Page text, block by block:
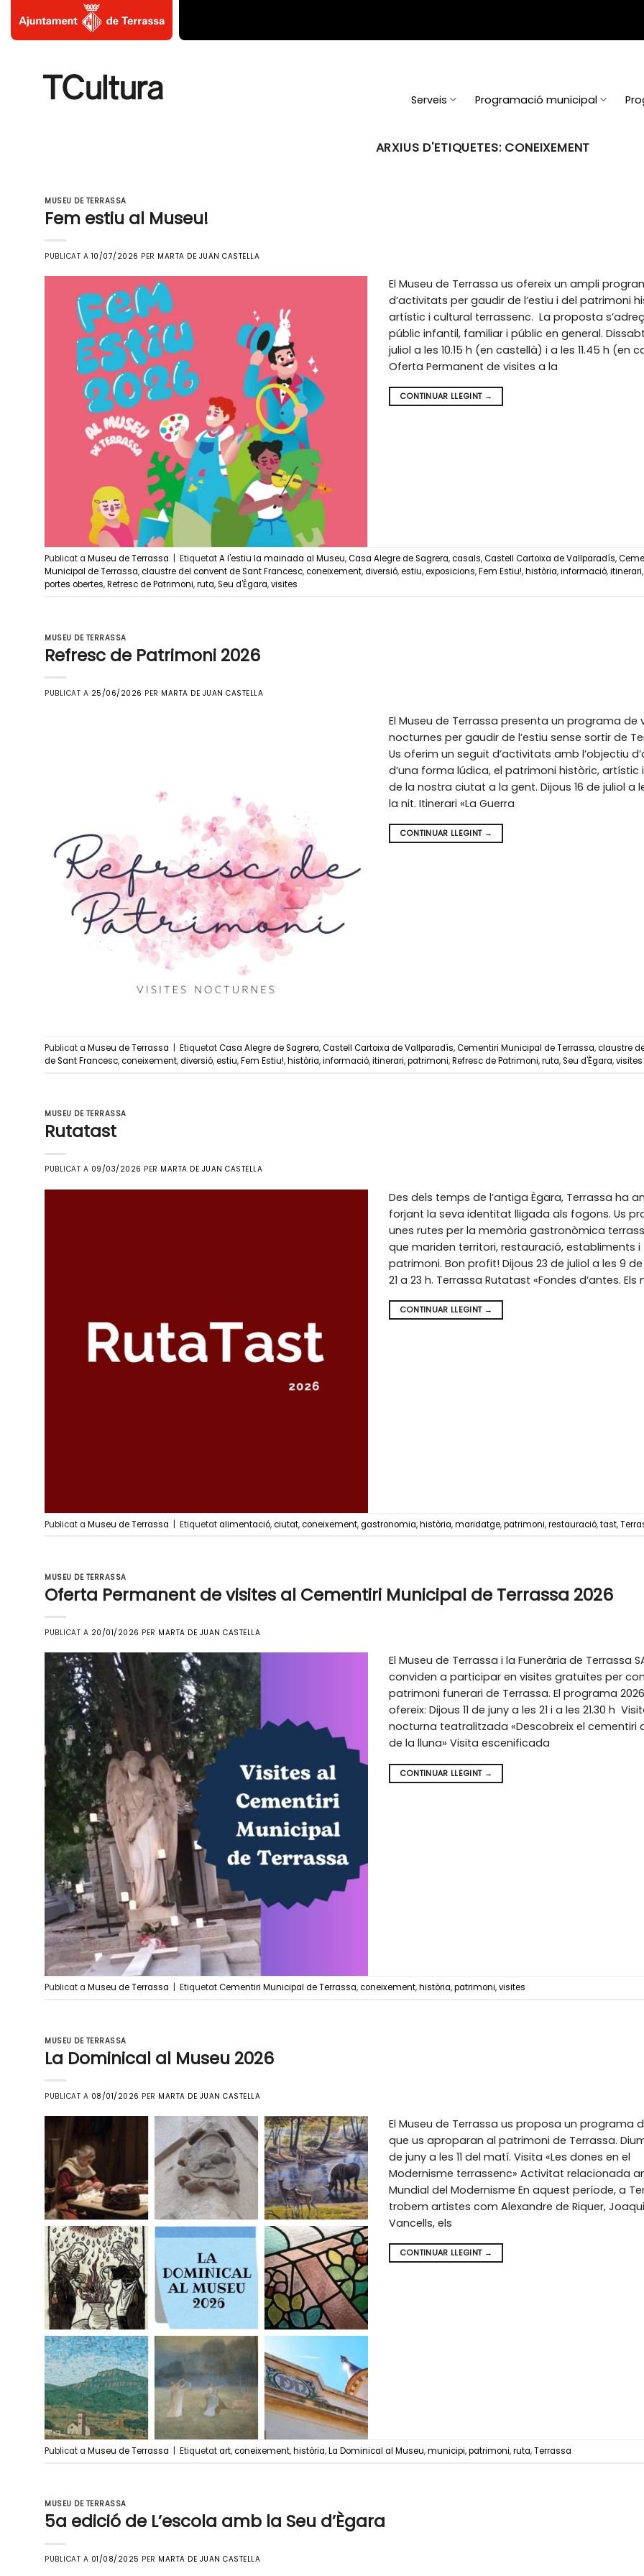
content
Serveis Programació municipal
ARXIUS D'ETIQUETES: CONEIXEMENT
MUSEU DE TERRASSA
Fem estiu al Museu!
PUBLICAT A 10/07/2026 PER MARTA DE JUAN CASTELLA
El Museu de Terrassa us ofereix un ampli
d’activitats per gaudir de l’estiu i del patrimoni
artístic i cultural terrassenc. La proposta
públic infantil, familiar i públic en general.
juliol a les 10.15 h (en castellà) i a les 11.45 h (en
Oferta Permanent de visites a la
CONTINUAR LLEGINT →
Publicat a Museu de Terrassa EtiquetatA l'estiu la mainada al Museu,Casa Alegre de Sagrera,casals,Castell Cartoixa de Vallparadís,
Municipal de Terrassa,claustre del convent de Sant Francesc,coneixement,diversió,estiu,exposicions,Fem Estiu!,història,informació,itinerari
portes obertes,Refresc de Patrimoni,ruta,Seu d'Ègara,visites
MUSEU DE TERRASSA
Refresc de Patrimoni 2026
PUBLICAT A 25/06/2026 PER MARTA DE JUAN CASTELLA
El Museu de Terrassa presenta un programa de
nocturnes per gaudir de l’estiu sense sortir de
Us oferim un seguit d’activitats amb l’objectiu
d’una forma lúdica, el patrimoni històric, artístic
de la nostra ciutat a la gent. Dijous 16 de juliol a
la nit. Itinerari «La Guerra
CONTINUAR LLEGINT →
Publicat a Museu de Terrassa EtiquetatCasa Alegre de Sagrera,Castell Cartoixa de Vallparadís,Cementiri Municipal de Terrassa,claustre
de Sant Francesc,coneixement,diversió,estiu,Fem Estiu!,història,informació,itinerari,patrimoni,Refresc de Patrimoni,ruta,Seu d'Ègara,visites
MUSEU DE TERRASSA
Rutatast
PUBLICAT A 09/03/2026 PER MARTA DE JUAN CASTELLA
Des dels temps de l’antiga Ègara, Terrassa ha
forjant la seva identitat lligada als fogons. Us
unes rutes per la memòria gastronòmica
que mariden territori, restauració, establiments i
patrimoni. Bon profit! Dijous 23 de juliol a les 9
21 a 23 h. Terrassa Rutatast «Fondes d’antes. Els
CONTINUAR LLEGINT →
Publicat a Museu de Terrassa | Etiquetatalimentació,ciutat,coneixement,gastronomia,història,maridatge,patrimoni,restauració,tast,
MUSEU DE TERRASSA
Oferta Permanent de visites al Cementiri Municipal de Terrassa 2026
PUBLICAT A 20/01/2026 PER MARTA DE JUAN CASTELLA
El Museu de Terrassa i la Funerària de Terrassa
conviden a participar en visites gratuïtes per
patrimoni funerari de Terrassa. El programa
ofereix: Dijous 11 de juny a les 21 i a les 21.30 h
nocturna teatralitzada «Descobreix el cementiri
de la lluna» Visita escenificada
CONTINUAR LLEGINT →
Publicat a Museu de Terrassa EtiquetatCementiri Municipal de Terrassa,coneixement,història,patrimoni,visites
MUSEU DE TERRASSA
La Dominical al Museu 2026
PUBLICAT A 08/01/2026 PER MARTA DE JUAN CASTELLA
El Museu de Terrassa us proposa un programa
que us aproparan al patrimoni de Terrassa.
de juny a les 11 del matí. Visita «Les dones en el
Modernisme terrassenc» Activitat relacionada
Mundial del Modernisme En aquest període, a
trobem artistes com Alexandre de Riquer,
Vancells, els
CONTINUAR LLEGINT →
Publicat a Museu de Terrassa Etiquetatart,coneixement,història,La Dominical al Museu,municipi,patrimoni,ruta,Terrassa
MUSEU DE TERRASSA
5a edició de L’escola amb la Seu d’Ègara
PUBLICAT A 01/08/2025 PER MARTA DE JUAN CASTELLA